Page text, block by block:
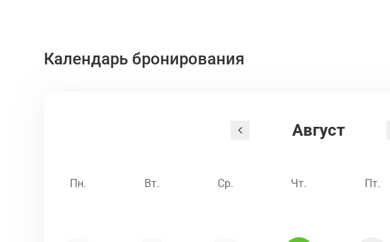
Календарь бронирования
Август
Пн. Вт. Ср. Чт. Пт.